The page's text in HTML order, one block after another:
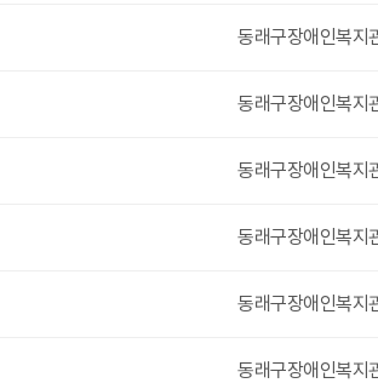
동래구장애인복지
동래구장애인복지
동래구장애인복지
동래구장애인복지
동래구장애인복지
동래구장애인복지